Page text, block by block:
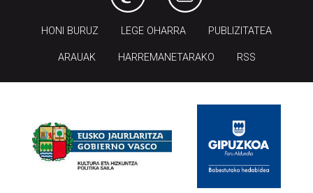
HONI BURUZ LEGE OHARRA PUBLIZITATEA
ARAUAK HARREMANETARAKO RSS